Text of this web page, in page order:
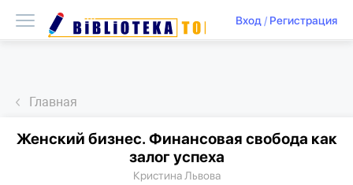
Вход/ Регистрация
Главная
Женский бизнес. Финансовая свобода как
залог успеха
Кристина Львова